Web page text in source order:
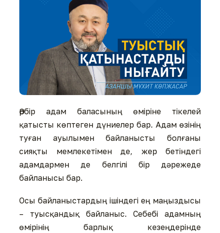
Әрбір адам баласының өміріне тікелей
қатысты көптеген дүниелер бар. Адам өзінің
туған ауылымен байланысты болғаны
сияқты мемлекетімен де, жер бетіндегі
адамдармен де белгілі бір дәрежеде
байланысы бар.
Осы байланыстардың ішіндегі ең маңыздысы
– туысқандық байланыс. Себебі адамның
өмірінің барлық кезеңдерінде